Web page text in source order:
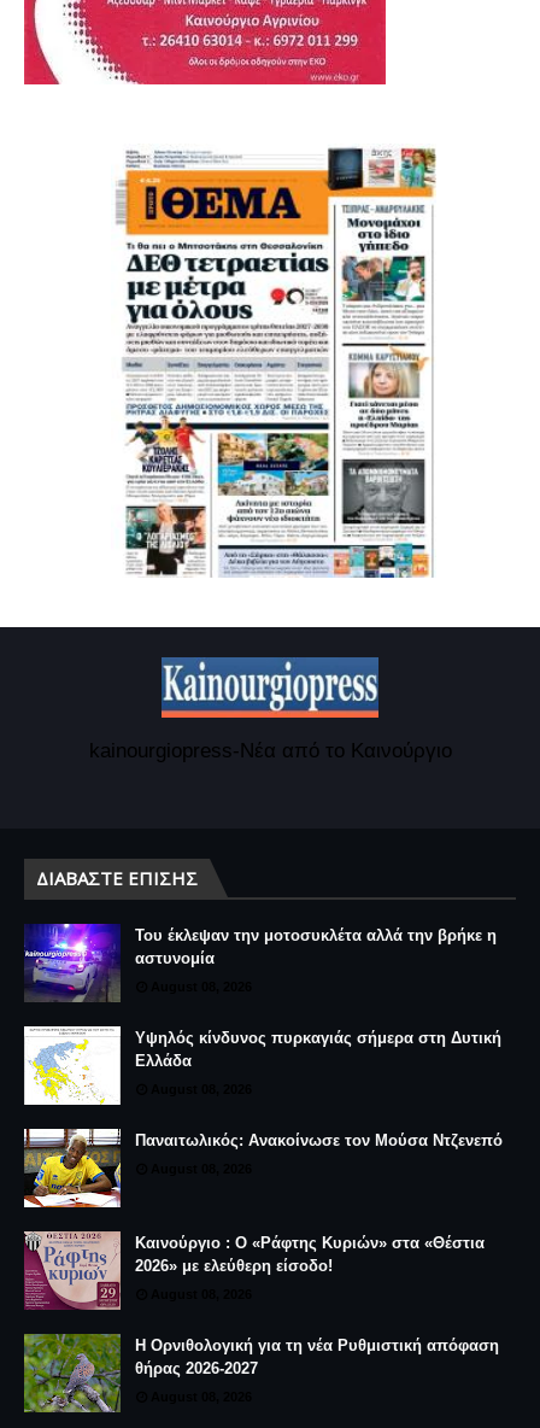
kainourgiopress-Νέα από το Καινούργιο
ΔΙΑΒΆΣΤΕ ΕΠΊΣΗΣ
Του έκλεψαν την μοτοσυκλέτα αλλά την βρήκε η
αστυνομία
Υψηλός κίνδυνος πυρκαγιάς σήμερα στη Δυτική
Ελλάδα
Παναιτωλικός: Ανακοίνωσε τον Μούσα Ντζενεπό
Καινούργιο : Ο «Ράφτης Κυριών» στα «Θέστια
2026» με ελεύθερη είσοδο!
Η Ορνιθολογική για τη νέα Ρυθμιστική απόφαση
θήρας 2026-2027